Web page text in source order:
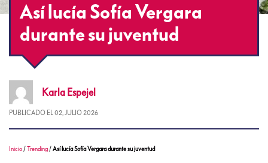
Así lucía Sofía Vergara
durante su juventud
Karla Espejel
PUBLICADO EL 02, JULIO 2026
Inicio /Trending /Así lucía Sofía Vergara durante su juventud